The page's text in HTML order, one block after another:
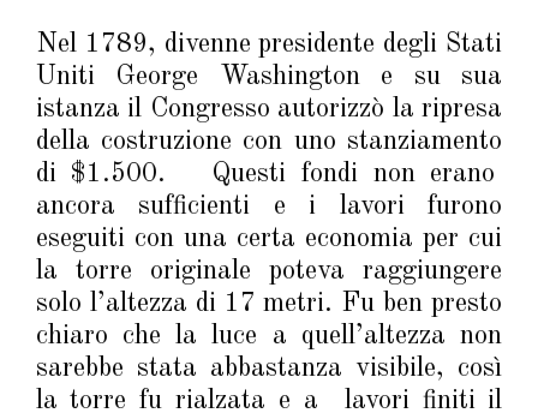
Nel 1789, divenne presidente degli Stati
Uniti George Washington e su sua
istanza il Congresso autorizzò la ripresa
della costruzione con uno stanziamento
di $1.500. Questi fondi non erano
ancora sufficienti e i lavori furono
eseguiti con una certa economia per cui
la torre originale poteva raggiungere
solo l’altezza di 17 metri. Fu ben presto
chiaro che la luce a quell’altezza non
sarebbe stata abbastanza visibile, così
la torre fu rialzata e a lavori finiti il